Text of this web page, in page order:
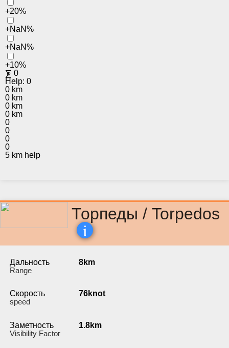
+20%
+NaN%
+NaN%
+10%
⨊ 0
Help: 0
0 km
0 km
0 km
0 km
0
0
0
0
5 km help
Торпеды / Torpedos
i
Дальность
Range
8km
Скорость
speed
76knot
Заметность
Visibility Factor
1.8km